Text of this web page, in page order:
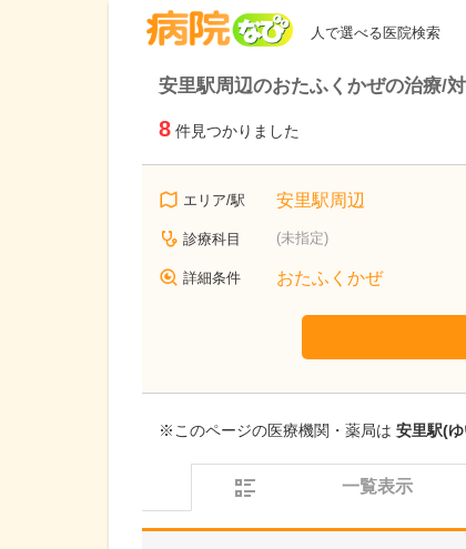
人で選べる医院検索
安里駅周辺のおたふくかぜの治療/
8 件見つかりました
エリア/駅 安里駅周辺
診療科目 (未指定)
詳細条件 おたふくかぜ
※このページの医療機関・薬局は 安里駅(
一覧表示